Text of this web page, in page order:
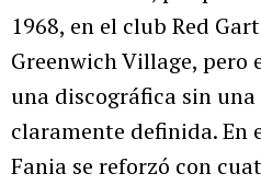
1968, en el club Red
Greenwich Village, pero
una discográfica sin
claramente definida. En
Fania se reforzó con